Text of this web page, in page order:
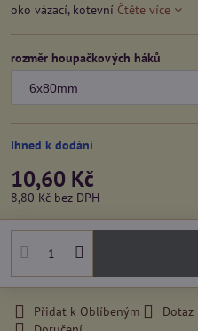
oko vázací, kotevní Čtěte více
rozměr houpačkových háků
Ihned k dodání
10,60 Kč
8,80 Kč bez DPH
Přidat k Oblíbeným